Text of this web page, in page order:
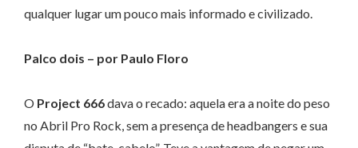
qualquer lugar um pouco mais informado e civilizado.
Palco dois – por Paulo Floro
O Project 666dava o recado: aquela era a noite do peso
no Abril Pro Rock, sem a presença de headbangers e sua